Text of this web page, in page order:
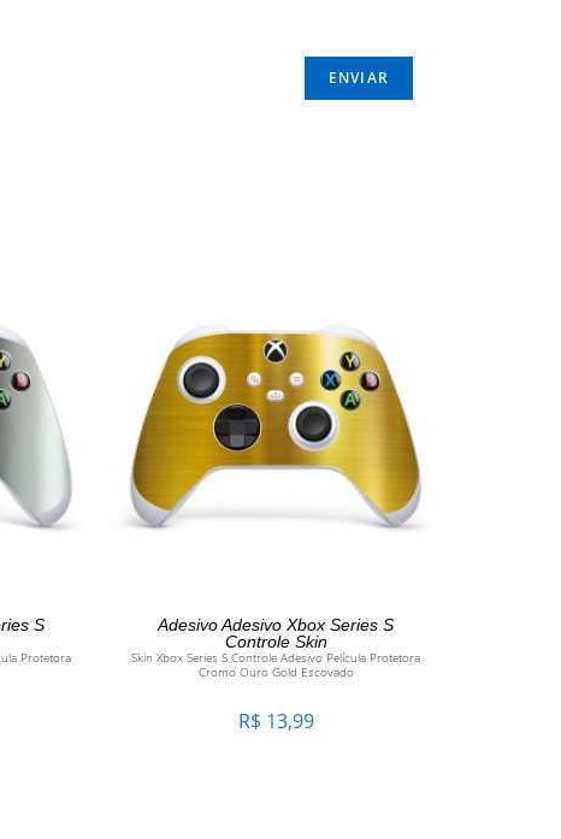
S
Protetora
ADICIONAR AO CARRINHO
Adesivo Adesivo Xbox Series S
Controle Skin
Skin Xbox Series S Controle Adesivo Película Protetora
Cromo Ouro Gold Escovado
R$ 13,99